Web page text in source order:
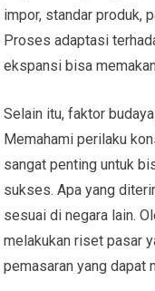
impor, standar produk,
Proses adaptasi
ekspansi bisa
Selain itu, faktor
Memahami perilaku
sangat penting untuk
sukses. Apa yang
sesuai di negara lain.
melakukan riset pasar
pemasaran yang dapat